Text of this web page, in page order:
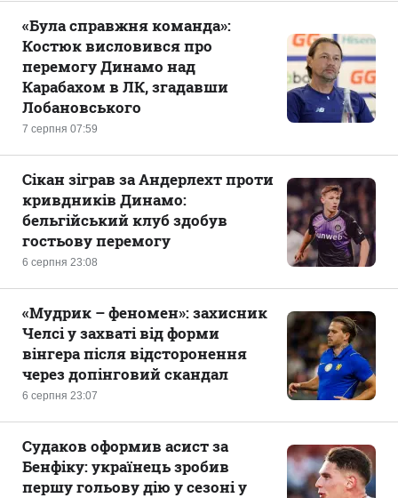
7 серпня 07:59
«Була справжня команда»:
Костюк висловився про
перемогу Динамо над
Карабахом в ЛК, згадавши
Лобановського
6 серпня 23:08
Сікан зіграв за Андерлехт проти
кривдників Динамо:
бельгійський клуб здобув
гостьову перемогу
6 серпня 23:07
«Мудрик – феномен»: захисник
Челсі у захваті від форми
вінгера після відсторонення
через допінговий скандал
Судаков оформив асист за
Бенфіку: українець зробив
першу гольову дію у сезоні у